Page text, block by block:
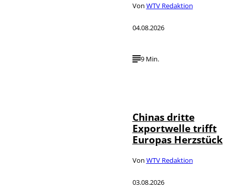
Von WTV Redaktion
04.08.2026
9 Min.
Chinas dritte
Exportwelle trifft
Europas Herzstück
Von WTV Redaktion
03.08.2026